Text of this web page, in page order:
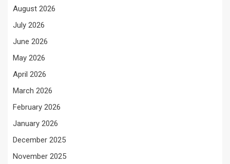
August 2026
July 2026
June 2026
May 2026
April 2026
March 2026
February 2026
January 2026
December 2025
November 2025